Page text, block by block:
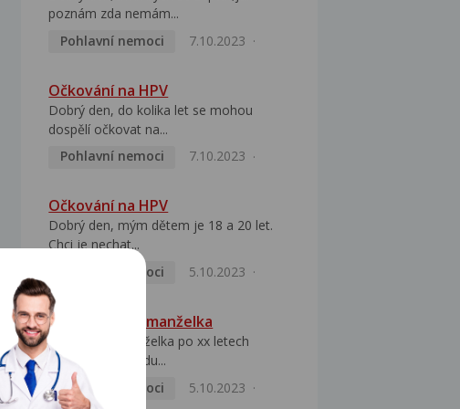
poznám zda nemám...
Pohlavní nemoci
7.10.2023
Očkování na HPV
Dobrý den, do kolika let se mohou
dospělí očkovat na...
Pohlavní nemoci
7.10.2023
Očkování na HPV
Dobrý den, mým dětem je 18 a 20 let.
Chci je nechat...
Pohlavní nemoci
5.10.2023
HPV pozitivní manželka
Dobrý den, manželka po xx letech
přivezla z Východu...
Pohlavní nemoci
5.10.2023